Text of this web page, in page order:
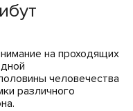
на проходящих
человечества
различного